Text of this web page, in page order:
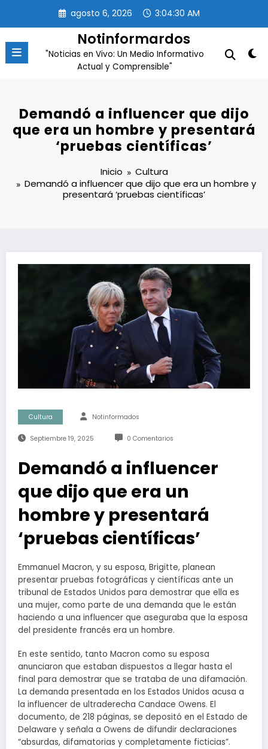
contenido
agosto 6, 2026 3:04:31 AM
Notinformardos
"Noticias en Vivo: Un Medio Informativo
Actual y Comprensible"
Demandó a influencer que dijo
que era un hombre y presentará
‘pruebas científicas’
Inicio
Cultura
Demandó a influencer que dijo que era un hombre y
presentará ‘pruebas científicas’
Cultura Notinformados
Septiembre 19, 2025 0 Comentarios
Demandó a influencer
que dijo que era un
hombre y presentará
‘pruebas científicas’
Emmanuel Macron, y su esposa, Brigitte, planean
presentar pruebas fotográficas y científicas ante un
tribunal de Estados Unidos para demostrar que ella es
una mujer, como parte de una demanda que le están
haciendo a una influencer que aseguraba que la esposa
del presidente francés era un hombre.
En este sentido, tanto Macron como su esposa
anunciaron que estaban dispuestos a llegar hasta el
final para demostrar que se trataba de una difamación.
La demanda presentada en los Estados Unidos acusa a
la influencer de ultraderecha Candace Owens. El
documento, de 218 páginas, se depositó en el Estado de
Delaware y señala a Owens de difundir declaraciones
“absurdas, difamatorias y completamente ficticias”.